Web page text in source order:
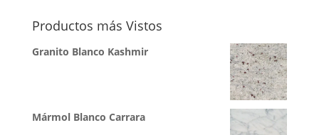
Productos más Vistos
Granito Blanco Kashmir
Mármol Blanco Carrara